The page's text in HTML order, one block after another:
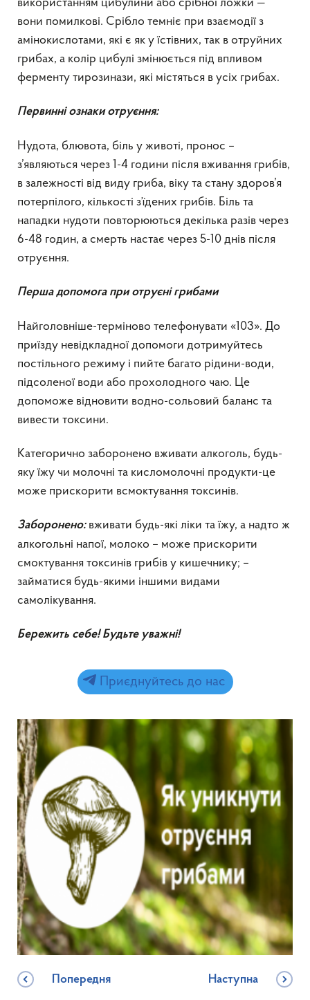
використанням цибулини або срібної ложки —
вони помилкові. Срібло темніє при взаємодії з
амінокислотами, які є як у їстівних, так в отруйних
грибах, а колір цибулі змінюється під впливом
ферменту тирозинази, які містяться в усіх грибах.
Первинні ознаки отруєння:
Нудота, блювота, біль у животі, пронос –
з’являються через 1-4 години після вживання грибів,
в залежності від виду гриба, віку та стану здоров’я
потерпілого, кількості з’їдених грибів. Біль та
нападки нудоти повторюються декілька разів через
6-48 годин, а смерть настає через 5-10 днів після
отруєння.
Перша допомога при отруєні грибами
Найголовніше-терміново телефонувати «103». До
приїзду невідкладної допомоги дотримуйтесь
постільного режиму і пийте багато рідини-води,
підсоленої води або прохолодного чаю. Це
допоможе відновити водно-сольовий баланс та
вивести токсини.
Категорично заборонено вживати алкоголь, будь-
яку їжу чи молочні та кисломолочні продукти-це
може прискорити всмоктування токсинів.
Заборонено:вживати будь-які ліки та їжу, а надто ж
алкогольні напої, молоко – може прискорити
смоктування токсинів грибів у кишечнику; –
займатися будь-якими іншими видами
самолікування.
Бережить себе! Будьте уважні!
Приєднуйтесь до нас
Попередня Наступна